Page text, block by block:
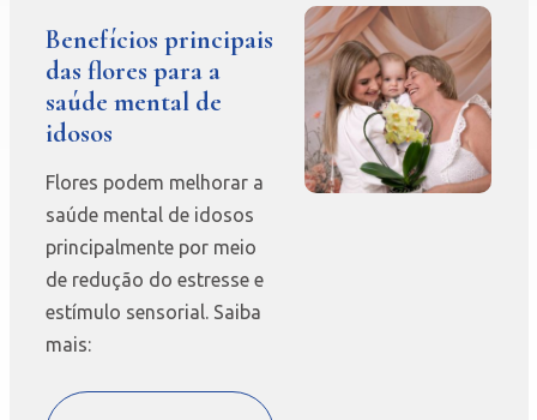
Benefícios principais
das flores para a
saúde mental de
idosos
Flores podem melhorar a
saúde mental de idosos
principalmente por meio
de redução do estresse e
estímulo sensorial. Saiba
mais: